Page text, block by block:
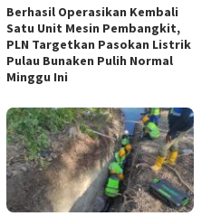
Berhasil Operasikan Kembali
Satu Unit Mesin Pembangkit,
PLN Targetkan Pasokan Listrik
Pulau Bunaken Pulih Normal
Minggu Ini